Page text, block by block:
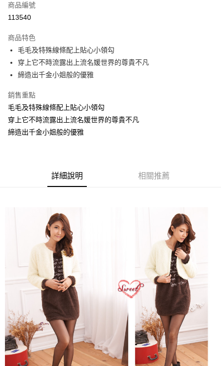
【大哥付你分期使用說明】
1.本服務由台灣大哥大提供，台灣大哥大用戶可立即使用無須另外申請。
流程，驗證手機門號後，選擇欲分期的期數、繳款截止日，確認付款後即完
成交易。
3.實際核准額度、可分期數及費用金額請依後續交易確認頁面所載為準。
4.訂單成立30分鐘內，如未前往確認交易或遇審核未通過，訂單將自動取
法說明評估內容。
1.分期款項不併入電信帳單，「大哥付你分期」於每月結算日後寄送繳費提
醒簡訊。
帳／街口支付／iPASS MONEY」等通路繳費。
2.基於同意付款使用「大哥付你分期」之契約關係目的，商店將以您的個人
資料（包含姓名、電話或地址）提供予台灣大哥大進項蒐集、處理及利用，
AFTEE先享後付
【關於「AFTEE先享後付」】
AFTEE先享後付是「在收到商品之後才付款」的支付方式。 讓您購物簡單
便利好安心！
１．簡單：不需註冊會員、不需綁卡、不需儲值。
２．便利：只要手機號碼，簡訊認證，即可結帳。
【「AFTEE先享後付」結帳流程】
１．於結帳方式選擇「AFTEE先享後付」後，將跳轉至「AFTEE先享後付」
結帳頁面，進行簡訊認證並確認金額後，即可完成結帳。
３．收到繳費通知簡訊後14天內，點擊此簡訊中的連結，可透過四大超商／
後付繳納相關費用。
※ 交易是否成功請以「AFTEE先享後付 」之結帳頁面顯示為準，若有關於
是否繳費成功／繳費後需取消欲退款等相關疑問，請聯繫「AFTEE先享後付
１．透過由恩沛科技股份有限公司提供之「AFTEE先享後付」服務完成之交
易，需依本服務之必要範圍內提供個人資料，並將交易相關給付款項請求債
權轉讓予恩沛科技股份有限公司。
２．關於個人資料處理事宜，請瀏覽以下網址：
https://aftee.tw/terms/#terms3
３．未成年的使用者請事先徵得法定代理人或監護人之同意方可使用
「AFTEE先享後付」，若未經同意申辦者引起之損失，本公司不負相關責
４．使用「AFTEE先享後付」時，將依據個別帳號之用戶狀況，依本公司即
時審查核予不同之上限額度；若仍有額度不足之情形，本公司將視審查結果
請求用戶進行身份認證。
５．嚴禁一人註冊多個帳號或使用他人資訊註冊。若發現惡意使用之情形，
恩沛科技股份有限公司將有權停止該用戶之使用額度並採取法律行動。
ATM付款
每筆NT$70，滿NT$699(含以上)免運費
付款後全家取貨
每筆NT$70，滿NT$699(含以上)免運費
付款後7-11取貨
每筆NT$100，滿NT$1,000(含以上)免運費
商品編號
113540
商品特色
毛毛及特殊線條配上貼心小領勾
穿上它不時流露出上流名媛世界的尊貴不凡
締造出千金小姐般的優雅
銷售重點
毛毛及特殊線條配上貼心小領勾
穿上它不時流露出上流名媛世界的尊貴不凡
締造出千金小姐般的優雅
詳細說明 相關推薦